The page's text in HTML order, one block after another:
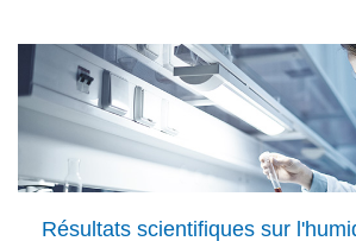
Résultats scientifiques sur